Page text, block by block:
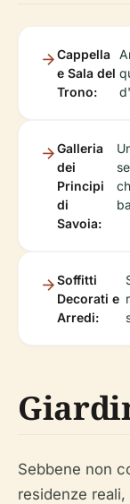
Cappella
e Sala del
Trono:
Galleria
dei
Principi
di
Savoia:
Soffitti
Decorati e
Arredi:
Sebbene non
residenze